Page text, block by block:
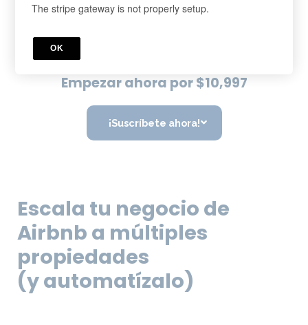
Empezar ahora por $10,997
¡Suscríbete ahora!
Escala tu negocio de
Airbnb a múltiples
propiedades
(y automatízalo)
The stripe gateway is not properly setup.
OK